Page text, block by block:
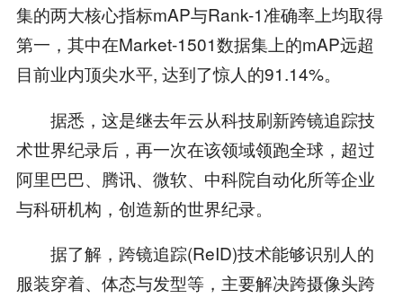
集的两大核心指标mAP与Rank-1准确率上均取得
第一，其中在Market-1501数据集上的mAP远超
目前业内顶尖水平, 达到了惊人的91.14%。
据悉，这是继去年云从科技刷新跨镜追踪技
术世界纪录后，再一次在该领域领跑全球，超过
阿里巴巴、腾讯、微软、中科院自动化所等企业
与科研机构，创造新的世界纪录。
据了解，跨镜追踪(ReID)技术能够识别人的
服装穿着、体态与发型等，主要解决跨摄像头跨